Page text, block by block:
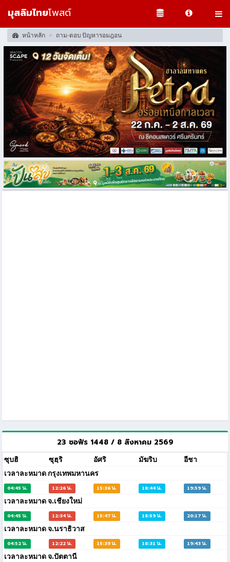
มุสลิมไทยโพสต์
หน้าหลัก ถาม-ตอบ ปัญหารอมฎอน
23 ซอฟัร 1448 / 8 สิงหาคม 2569
ซุบฮิ ซุฮฺริ อัศริ มัฆริบ
อีชา
เวลาละหมาด กรุงเทพมหานคร
04:45 น. 12:26 น. 15:36 น. 18:44 น. 19:59 น.
เวลาละหมาด จ.เชียงใหม่
04:45 น. 12:34 น. 15:47 น. 18:59 น. 20:17 น.
เวลาละหมาด จ.นราธิวาส
04:52 น. 12:22 น. 15:39 น. 18:31 น. 19:43 น.
เวลาละหมาด จ.ปัตตานี